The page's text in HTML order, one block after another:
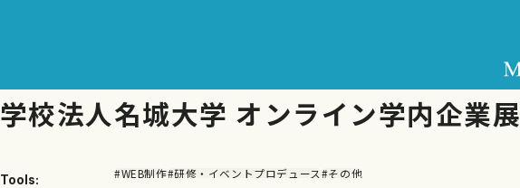
学校法人名城大学 オンライン学内企業展
Tools: #WEB制作#研修・イベントプロデュース#その他